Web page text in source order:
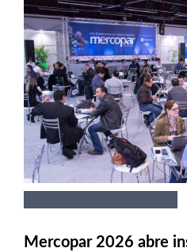
Mercopar 2026 abre